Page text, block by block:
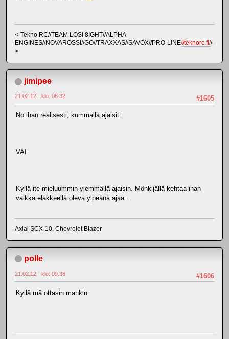
<-Tekno RC//TEAM LOSI 8IGHT//ALPHA
ENGINES//NOVAROSSI//GO//TRAXXAS//SAVÖX//PRO-LINE//teknorc.fi//-
>
jimipee
#1605
21.02.12 - klo: 08.32
No ihan realisesti, kummalla ajaisit:
VAI
Kyllä ite mieluummin ylemmällä ajaisin. Mönkijällä kehtaa ihan
vaikka eläkkeellä oleva ylpeänä ajaa...
Axial SCX-10, Chevrolet Blazer
polle
#1606
21.02.12 - klo: 09.36
Kyllä mä ottasin mankin.